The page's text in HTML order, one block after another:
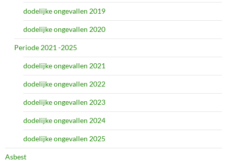
dodelijke ongevallen 2019
dodelijke ongevallen 2020
Periode 2021 -2025
dodelijke ongevallen 2021
dodelijke ongevallen 2022
dodelijke ongevallen 2023
dodelijke ongevallen 2024
dodelijke ongevallen 2025
Asbest